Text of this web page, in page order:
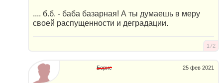
.... б.б. - баба базарная! А ты думаешь в меру
своей распущенности и деградации.
172
25 фев 2021
Борис